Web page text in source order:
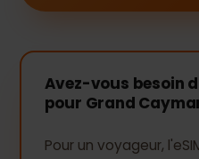
Avez-vous besoin
pour Grand
Pour un voyageur,